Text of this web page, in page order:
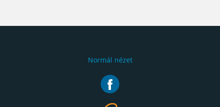
Normál nézet